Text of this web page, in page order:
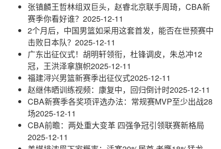
张镇麟王哲林组双巨头，赵睿北京联手周琦，CBA新
赛季你看好谁？ 2025-12-11
2个月后，中国男篮如采用这套首发，能否在世预赛中
击败日本队？ 2025-12-11
广东出征仪式！胡明轩领衔，杜锋调皮，朱总冲12
冠，王洪泽拿旗帜2025-12-11
福建浔兴男篮新赛季出征仪式2025-12-11
赵继伟晒训练视频：康复中，回归倒计时2025-12-11
CBA新赛季各奖项评选办法：常规赛MVP至少出战28
场2025-12-11
CBA前瞻：两处重大变革 四强争冠引领联赛新格局
2025-12-11